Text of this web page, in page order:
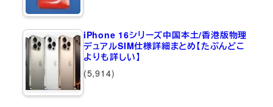
iPhone 16シリーズ中国本土/香港版物理
デュアルSIM仕様詳細まとめ【たぶんどこ
よりも詳しい】
(5,914)